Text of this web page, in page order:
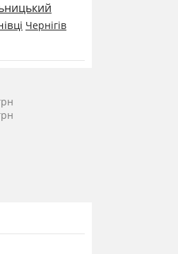
Чернігів